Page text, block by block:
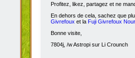
Profitez, likez, partagez et ne
En dehors de cela, sachez que
Givrefoux et la Fuji Givrefoux
Bonne visite,
7804j, /w Astropi sur Li Crounch